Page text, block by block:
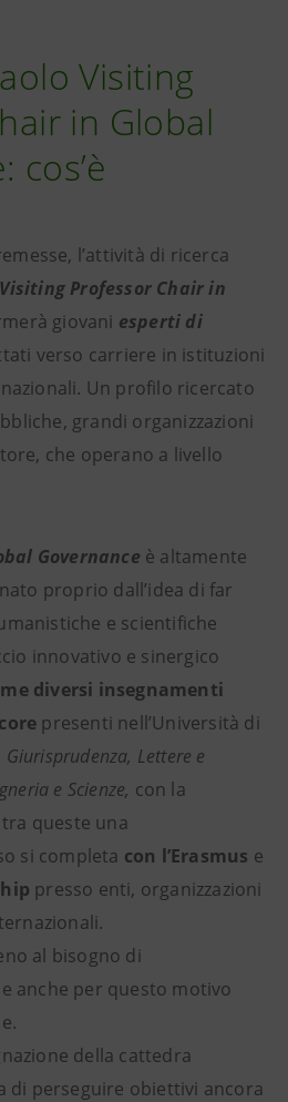
Visiting
in Global
cos’è
l’attività di ricerca
Professor Chair in
giovani esperti di
verso carriere in istituzioni
Un profilo ricercato
grandi organizzazioni
che operano a livello
Governance è altamente
proprio dall’idea di far
e scientifiche
innovativo e sinergico
diversi insegnamenti
presenti nell’Università di
Giurisprudenza, Lettere e
e Scienze, con la
queste una
si completa con l’Erasmus e
presso enti, organizzazioni
al bisogno di
anche per questo motivo
della cattedra
di perseguire obiettivi ancora